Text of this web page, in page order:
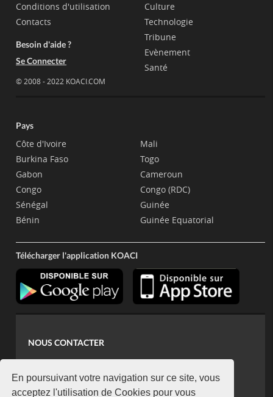
En poursuivant votre navigation sur ce site, vous
acceptez l'utilisation de Cookies pour vous
Conditions d'utilisation
Contacts
Besoin d'aide ?
Se Connecter
© 2008 - 2022 KOACI.COM
Culture
Technologie
Tribune
Evènement
Santé
Pays
Côte d'Ivoire
Burkina Faso
Gabon
Congo
Sénégal
Bénin
Mali
Togo
Cameroun
Congo (RDC)
Guinée
Guinée Equatorial
Télécharger l'application KOACI
NOUS CONTACTER
koaci@yahoo.fr